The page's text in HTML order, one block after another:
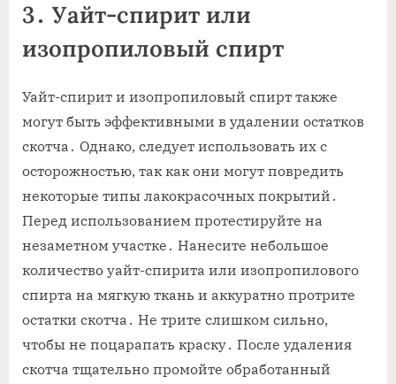
3․ Уайт-спирит или
изопропиловый спирт
Уайт-спирит и изопропиловый спирт также
могут быть эффективными в удалении остатков
скотча․ Однако‚ следует использовать их с
осторожностью‚ так как они могут повредить
некоторые типы лакокрасочных покрытий․
Перед использованием протестируйте на
незаметном участке․ Нанесите небольшое
количество уайт-спирита или изопропилового
спирта на мягкую ткань и аккуратно протрите
остатки скотча․ Не трите слишком сильно‚
чтобы не поцарапать краску․ После удаления
скотча тщательно промойте обработанный